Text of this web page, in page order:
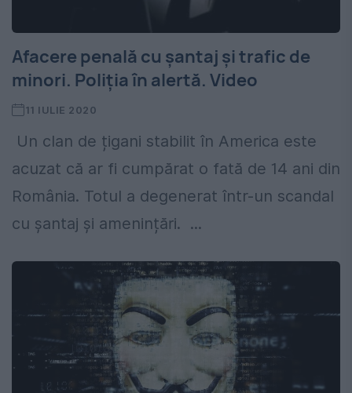
Afacere penală cu șantaj și trafic de
minori. Poliția în alertă. Video
11 IULIE 2020
Un clan de țigani stabilit în America este
acuzat că ar fi cumpărat o fată de 14 ani din
România. Totul a degenerat într-un scandal
cu șantaj și amenințări. ...